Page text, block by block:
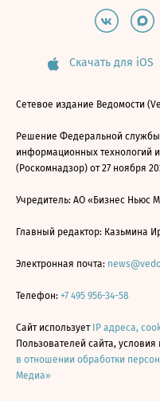
Скачать для iOS
Сетевое издание Ведомости
Решение Федеральной
информационных технологий
(Роскомнадзор) от 27 ноября
Учредитель: АО «Бизнес Ньюс
Главный редактор: Казьмина
Электронная почта:
Телефон: +7 495 956-34-58
Сайт использует IP адреса,
Пользователей сайта,
в отношении обработки
Медиа»